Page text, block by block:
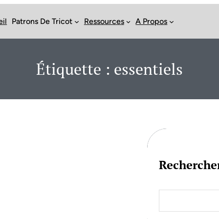
Patrons De Tricot Ressources A Propos
Étiquette : essentiels
a